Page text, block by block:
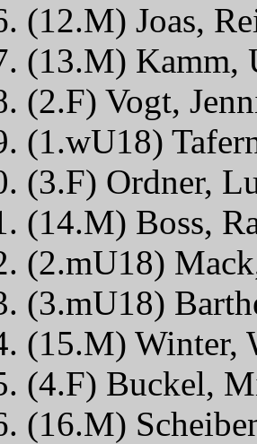
(12.M) Joas,
(13.M) Kamm,
(2.F) Vogt,
(1.wU18)
(3.F) Ordner,
(14.M) Boss,
(2.mU18)
(3.mU18)
(15.M) Winter,
(4.F) Buckel,
(16.M)